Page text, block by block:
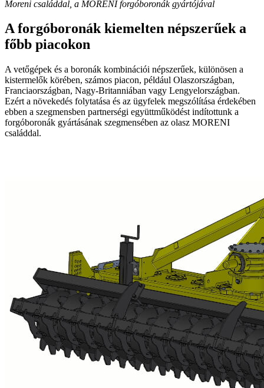
Moreni családdal, a MORENI forgóboronák gyártójával
A forgóboronák kiemelten népszerűek a
főbb piacokon
A vetőgépek és a boronák kombinációi népszerűek, különösen a
kistermelők körében, számos piacon, például Olaszországban,
Franciaországban, Nagy-Britanniában vagy Lengyelországban.
Ezért a növekedés folytatása és az ügyfelek megszólítása érdekében
ebben a szegmensben partnerségi együttműködést indítottunk a
forgóboronák gyártásának szegmensében az olasz MORENI
családdal.